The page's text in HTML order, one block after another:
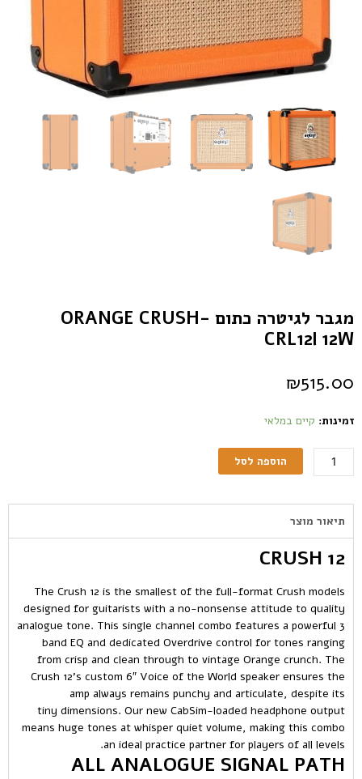
מגבר לגיטרה כתום ORANGE CRUSH-
CRL12l 12W
₪515.00
זמינות: קיים במלאי
הוספה לסל
תיאור מוצר
CRUSH 12
The Crush 12 is the smallest of the full-format Crush models
designed for guitarists with a no-nonsense attitude to quality
analogue tone. This single channel combo features a powerful 3
band EQ and dedicated Overdrive control for tones ranging
from crisp and clean through to vintage Orange crunch. The
Crush 12’s custom 6″ Voice of the World speaker ensures the
amp always remains punchy and articulate, despite its
tiny dimensions. Our new CabSim-loaded headphone output
means huge tones at whisper quiet volume, making this combo
an ideal practice partner for players of all levels.
ALL ANALOGUE SIGNAL PATH